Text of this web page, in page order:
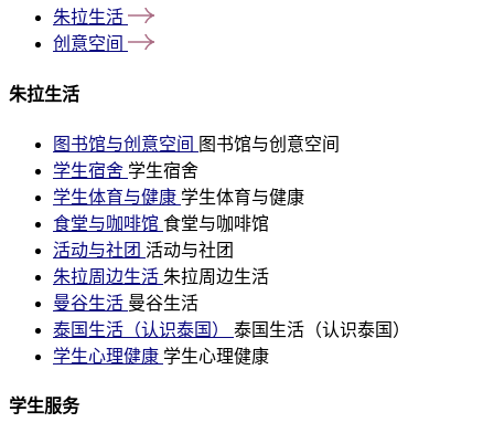
朱拉生活
创意空间
朱拉生活
图书馆与创意空间 图书馆与创意空间
学生宿舍 学生宿舍
学生体育与健康 学生体育与健康
食堂与咖啡馆 食堂与咖啡馆
活动与社团 活动与社团
朱拉周边生活 朱拉周边生活
曼谷生活 曼谷生活
泰国生活（认识泰国） 泰国生活（认识泰国）
学生心理健康 学生心理健康
学生服务